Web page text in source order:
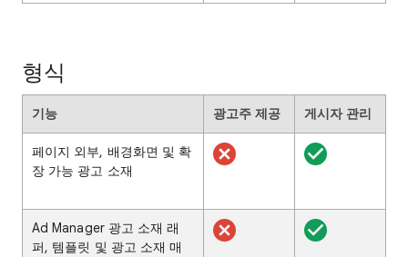
형식
기능 광고주 제공 게시자 관리
페이지 외부, 배경화면 및 확
장 가능 광고 소재
Ad Manager 광고 소재 래
퍼, 템플릿 및 광고 소재 매